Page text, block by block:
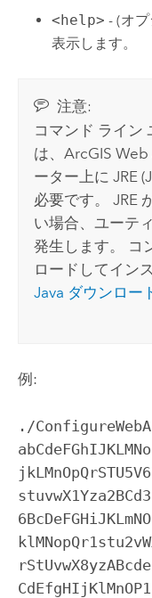
<help> - (オ
表示します。
注意:
コマンド ライン
は、ArcGIS
ーター上に JRE
必要です。 JRE
い場合、ユーテ
発生します。 コ
ロードしてイン
Java ダウンロー
例:
./